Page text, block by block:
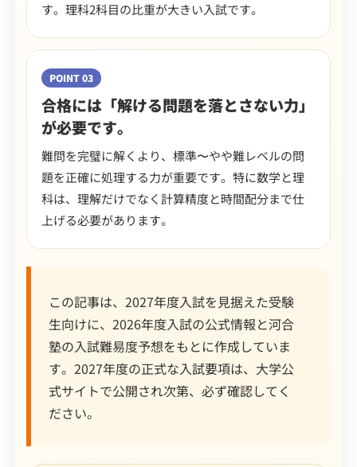
す。理科2科目の比重が大きい入試です。
POINT 03
合格には「解ける問題を落とさない力」
が必要です。
難問を完璧に解くより、標準〜やや難レベルの問
題を正確に処理する力が重要です。特に数学と理
科は、理解だけでなく計算精度と時間配分まで仕
上げる必要があります。
この記事は、2027年度入試を見据えた受験
生向けに、2026年度入試の公式情報と河合
塾の入試難易度予想をもとに作成していま
す。2027年度の正式な入試要項は、大学公
式サイトで公開され次第、必ず確認してく
ださい。